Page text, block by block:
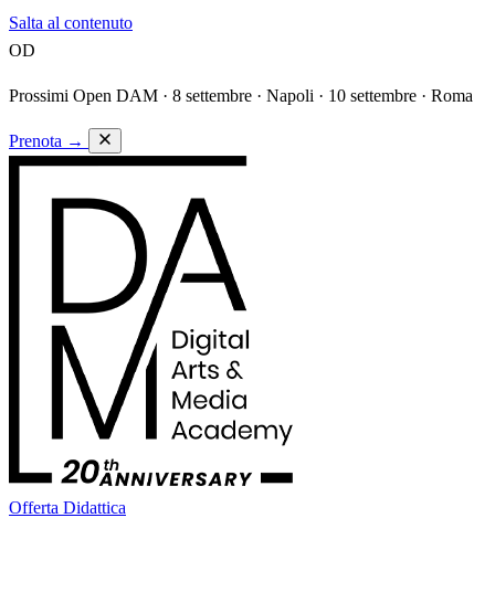
Salta al contenuto
OD
Prossimi Open DAM · 8 settembre · Napoli · 10 settembre · Roma
Prenota →
Offerta Didattica